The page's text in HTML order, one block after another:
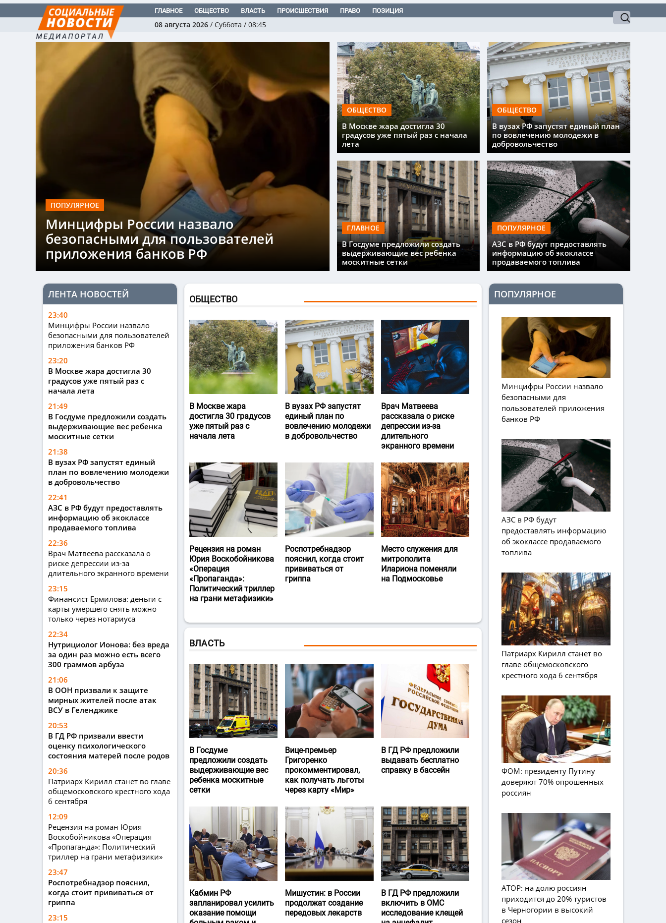
ГЛАВНОЕ ОБЩЕСТВО ВЛАСТЬ ПРОИСШЕСТВИЯ ПРАВО ПОЗИЦИЯ
08 августа 2026 / Суббота / 08:45
ПОПУЛЯРНОЕ
Минцифры России назвало
безопасными для пользователей
приложения банков РФ
ОБЩЕСТВО
В Москве жара достигла 30
градусов уже пятый раз с начала
лета
ГЛАВНОЕ
В Госдуме предложили создать
выдерживающие вес ребенка
москитные сетки
ОБЩЕСТВО
В вузах РФ запустят единый план
по вовлечению молодежи в
добровольчество
ПОПУЛЯРНОЕ
АЗС в РФ будут предоставлять
информацию об экоклассе
продаваемого топлива
ЛЕНТА НОВОСТЕЙ
23:40
Минцифры России назвало
безопасными для пользователей
приложения банков РФ
23:20
В Москве жара достигла 30
градусов уже пятый раз с
начала лета
21:49
В Госдуме предложили создать
выдерживающие вес ребенка
москитные сетки
21:38
В вузах РФ запустят единый
план по вовлечению молодежи
в добровольчество
22:41
АЗС в РФ будут предоставлять
информацию об экоклассе
продаваемого топлива
22:36
Врач Матвеева рассказала о
риске депрессии из-за
длительного экранного времени
23:15
Финансист Ермилова: деньги с
карты умершего снять можно
только через нотариуса
22:34
Нутрициолог Ионова: без вреда
за один раз можно есть всего
300 граммов арбуза
21:06
В ООН призвали к защите
мирных жителей после атак
ВСУ в Геленджике
20:53
В ГД РФ призвали ввести
оценку психологического
состояния матерей после родов
20:36
Патриарх Кирилл станет во главе
общемосковского крестного хода
6 сентября
12:09
Рецензия на роман Юрия
Воскобойникова «Операция
«Пропаганда»: Политический
триллер на грани метафизики»
23:47
Роспотребнадзор пояснил,
когда стоит прививаться от
гриппа
23:15
ОБЩЕСТВО
В Москве жара
достигла 30 градусов
уже пятый раз с
начала лета
В вузах РФ запустят
единый план по
вовлечению молодежи
в добровольчество
Врач Матвеева
рассказала о риске
депрессии из-за
длительного
экранного времени
Рецензия на роман
Юрия Воскобойникова
«Операция
«Пропаганда»:
Политический триллер
на грани метафизики»
Роспотребнадзор
пояснил, когда стоит
прививаться от
гриппа
Место служения для
митрополита
Илариона поменяли
на Подмосковье
ВЛАСТЬ
В Госдуме
предложили создать
выдерживающие вес
ребенка москитные
сетки
Вице-премьер
Григоренко
прокомментировал,
как получать льготы
через карту «Мир»
В ГД РФ предложили
выдавать бесплатно
справку в бассейн
Кабмин РФ
запланировал усилить
оказание помощи
Мишустин: в России
продолжат создание
передовых лекарств
В ГД РФ предложили
включить в ОМС
исследование клещей
ПОПУЛЯРНОЕ
Минцифры России назвало
безопасными для
пользователей приложения
банков РФ
АЗС в РФ будут
предоставлять информацию
об экоклассе продаваемого
топлива
Патриарх Кирилл станет во
главе общемосковского
крестного хода 6 сентября
ФОМ: президенту Путину
доверяют 70% опрошенных
россиян
АТОР: на долю россиян
приходится до 20% туристов
в Черногории в высокий
сезон